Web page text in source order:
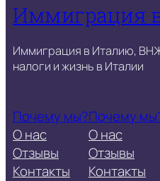
Иммиграция
Иммиграция в Италию,
налоги и жизнь в Италии
Почему мы?
О нас
Отзывы
Контакты
Почему
О нас
Отзывы
Контакты